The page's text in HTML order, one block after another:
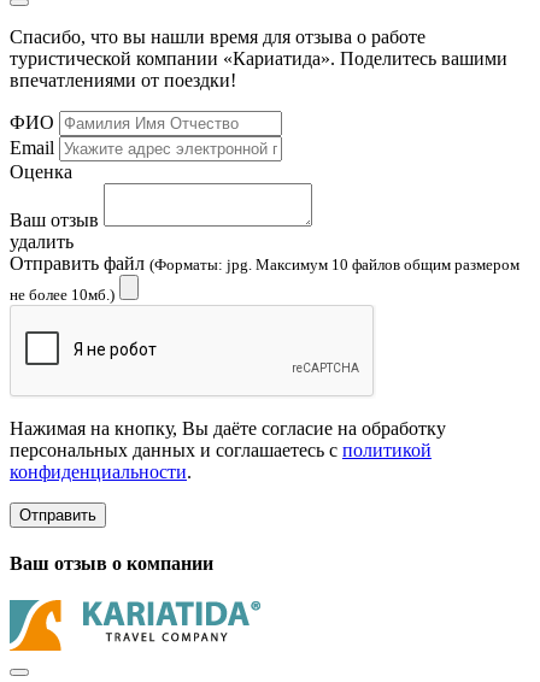
Спасибо, что вы нашли время для отзыва о работе
туристической компании «Кариатида». Поделитесь вашими
впечатлениями от поездки!
ФИО
Email
Оценка
Ваш отзыв
удалить
Отправить файл (Форматы: jpg. Максимум 10 файлов общим размером
не более 10мб.)
Нажимая на кнопку, Вы даёте согласие на обработку
персональных данных и соглашаетесь с политикой
конфиденциальности.
Отправить
Ваш отзыв о компании